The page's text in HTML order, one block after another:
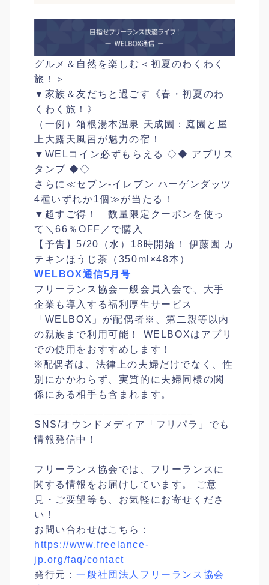
グルメ＆自然を楽しむ＜初夏のわくわく
旅！＞
▼家族＆友だちと過ごす《春・初夏のわ
くわく旅！》
（一例）箱根湯本温泉 天成園：庭園と屋
上大露天風呂が魅力の宿！
▼WELコイン必ずもらえる ◇◆ アプリス
タンプ ◆◇
さらに≪セブン‐イレブン ハーゲンダッツ
4種いずれか1個≫が当たる！
▼超すご得！ 数量限定クーポンを使っ
て＼66％OFF／で購入
【予告】5/20（水）18時開始！ 伊藤園 カ
テキンほうじ茶（350ml×48本）
WELBOX通信5月号
フリーランス協会一般会員入会で、大手
企業も導入する福利厚生サービス
「WELBOX」が配偶者※、第二親等以内
の親族まで利用可能！ WELBOXはアプリ
での使用をおすすめします！
※配偶者は、法律上の夫婦だけでなく、性
別にかかわらず、実質的に夫婦同様の関
係にある相手も含まれます。
SNS/オウンドメディア「フリパラ」でも
情報発信中！
フリーランス協会では、フリーランスに
関する情報をお届けしています。 ご意
見・ご要望等も、お気軽にお寄せくださ
い！
お問い合わせはこちら：
https://www.freelance-
jp.org/faq/contact
発行元：一般社団法人フリーランス協会